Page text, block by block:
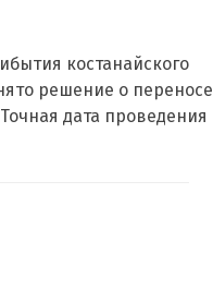
костанайского
решение о переносе
дата проведения